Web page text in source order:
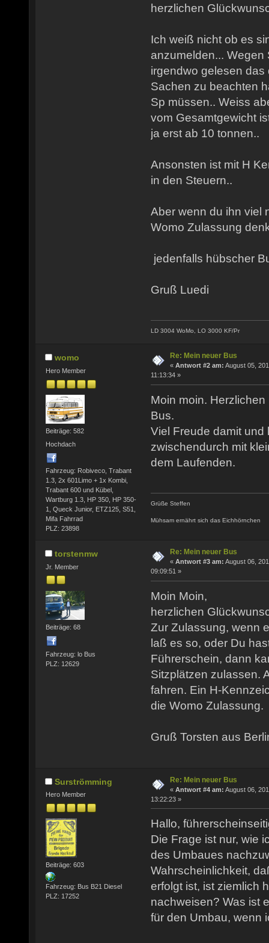
herzlichen
Ich weiß nicht ob es
anzumelden...
irgendwo gelesen
Sachen zu beachten
Sp müssen.. Weiss
vom Gesamtgewicht
ja erst ab 10 tonnen..
Ansonsten ist mit H
in den Steuern..
Aber wenn du ihn viel
Womo Zulassung
jedenfalls hübscher
Gruß Luedi
LD 3004 WoMo, LO 3000 KF/Pr
womo
Hero Member
Beiträge: 582
Hochdach
Fahrzeug: Robiveco, Trabant
1.3, 2x 601Limo + 1x Kombi,
Trabant 600 und Kübel,
Wartburg 1.3, HP 350, HP 350-
1, Queck Junior, ETZ125, S51,
Mifa Fahrrad
PLZ: 23898
Re: Mein neuer Bus
« Antwort #2 am: August 05,
11:13:34 »
Moin moin.
Bus.
Viel Freude damit und
zwischendurch mit
dem Laufenden.
Grüße Steffen
Mühsam ernährt sich das Eichhörnchen
torstenmw
Jr. Member
Beiträge: 68
Fahrzeug: lo Bus
PLZ: 12629
Re: Mein neuer Bus
« Antwort #3 am: August 06,
09:09:51 »
Moin Moin,
herzlichen
Zur Zulassung, wenn
laß es so, oder Du
Führerschein, dann
Sitzplätzen zulassen.
fahren. Ein H-
die Womo Zulassung.
Gruß Torsten aus
Surströmming
Hero Member
Beiträge: 603
Fahrzeug: Bus B21 Diesel
PLZ: 17252
Re: Mein neuer Bus
« Antwort #4 am: August 06,
13:22:23 »
Hallo,
Die Frage ist nur, wie
des Umbaues
Wahrscheinlichkeit,
erfolgt ist, ist ziemlich
nachweisen? Was ist
für den Umbau, wenn